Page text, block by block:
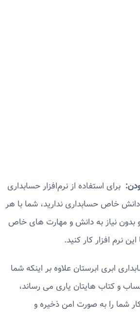
برای استفاده از نرم‌افزار حسابداری
دانش خاص حسابداری ندارید، شما با هر
بدون نیاز به دانش و مهارت های خاص
نرم افزار کار کنید.
ابری ابرستان علاوه بر اینکه شما
و کتاب هایتان یاری می رساند،
شما را به صورت امن ذخیره و